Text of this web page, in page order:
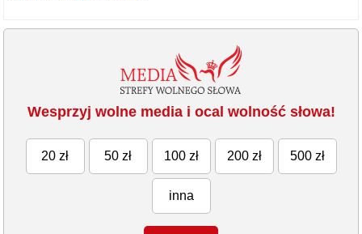
Wesprzyj wolne media i ocal wolność słowa!
20 zł 50 zł 100 zł 200 zł 500 zł
inna